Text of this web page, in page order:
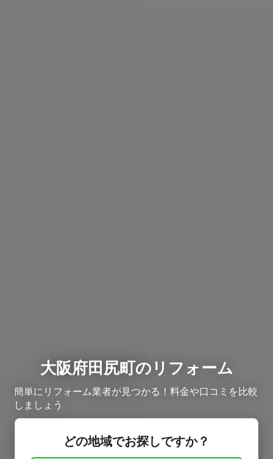
大阪府田尻町のリフォーム
簡単にリフォーム業者が見つかる！料金や口コミを比較
しましょう
どの地域でお探しですか？